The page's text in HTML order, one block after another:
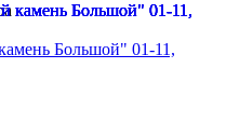
Большой" 01-11,